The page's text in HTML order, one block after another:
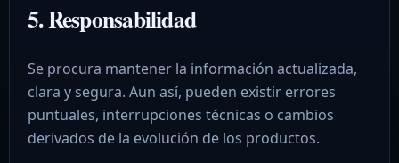
5. Responsabilidad
Se procura mantener la información actualizada,
clara y segura. Aun así, pueden existir errores
puntuales, interrupciones técnicas o cambios
derivados de la evolución de los productos.